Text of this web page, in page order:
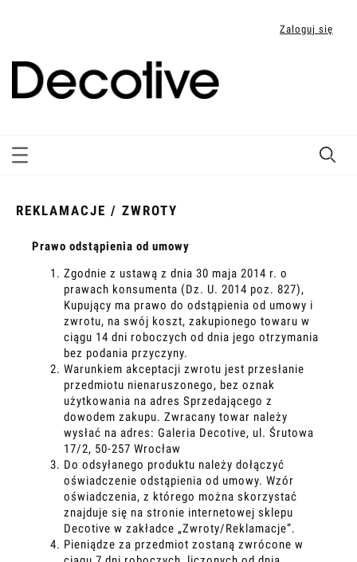
Zaloguj się
REKLAMACJE / ZWROTY
Prawo odstąpienia od umowy
Zgodnie z ustawą z dnia 30 maja 2014 r. o
prawach konsumenta (Dz. U. 2014 poz. 827),
Kupujący ma prawo do odstąpienia od umowy i
zwrotu, na swój koszt, zakupionego towaru w
ciągu 14 dni roboczych od dnia jego otrzymania
bez podania przyczyny.
Warunkiem akceptacji zwrotu jest przesłanie
przedmiotu nienaruszonego, bez oznak
użytkowania na adres Sprzedającego z
dowodem zakupu. Zwracany towar należy
wysłać na adres: Galeria Decotive, ul. Śrutowa
17/2, 50-257 Wrocław
Do odsyłanego produktu należy dołączyć
oświadczenie odstąpienia od umowy. Wzór
oświadczenia, z którego można skorzystać
znajduje się na stronie internetowej sklepu
Decotive w zakładce „Zwroty/Reklamacje”.
Pieniądze za przedmiot zostaną zwrócone w